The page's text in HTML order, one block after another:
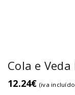
Cola e
12.24€ (iva